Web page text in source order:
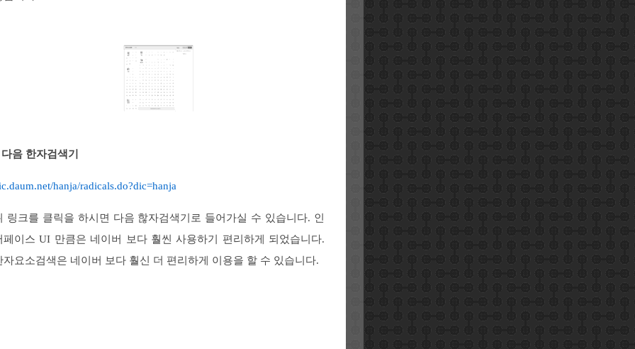
음 한자검색기
hanja/radicals.do?dic=hanja
링크를 클릭을 하시면 다음 핞자검색기로 들어가실 수 있습니다. 인
페이스 UI 만큼은 네이버 보다 훨씬 사용하기 편리하게 되었습니다.
자요소검색은 네이버 보다 훨신 더 편리하게 이용을 할 수 있습니다.